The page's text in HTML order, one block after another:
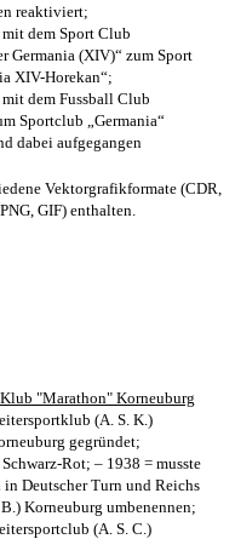
reaktiviert;
dem Sport Club
Germania (XIV)“ zum Sport
XIV-Horekan“;
dem Fussball Club
Sportclub „Germania“
dabei aufgegangen
Vektorgrafikformate (CDR,
GIF) enthalten.
"Marathon" Korneuburg
(A. S. K.)
gegründet;
Rot; – 1938 = musste
in Deutscher Turn und Reichs
Korneuburg umbenennen;
(A. S. C.)